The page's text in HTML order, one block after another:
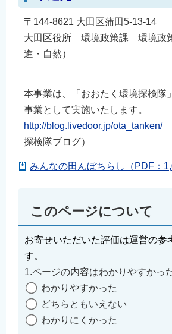
〒144-8621 大田区蒲田5-13-14
大田区役所 環境政策課 環境政
進・自然）
本事業は、「おおたく環境探検隊
事業として実施いたします。
http://blog.livedoor.jp/ota_tanken/
探検隊ブログ）
みんなの田んぼちらし（PDF：
このページについて
お寄せいただいた評価は運営の参
す。
1.ページの内容はわかりやすかっ
わかりやすかった
どちらともいえない
わかりにくかった